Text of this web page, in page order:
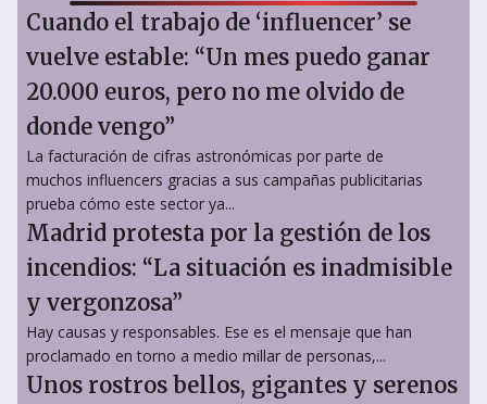
Cuando el trabajo de ‘influencer’ se
vuelve estable: “Un mes puedo ganar
20.000 euros, pero no me olvido de
donde vengo”
La facturación de cifras astronómicas por parte de
muchos influencers gracias a sus campañas publicitarias
prueba cómo este sector ya...
Madrid protesta por la gestión de los
incendios: “La situación es inadmisible
y vergonzosa”
Hay causas y responsables. Ese es el mensaje que han
proclamado en torno a medio millar de personas,...
Unos rostros bellos, gigantes y serenos